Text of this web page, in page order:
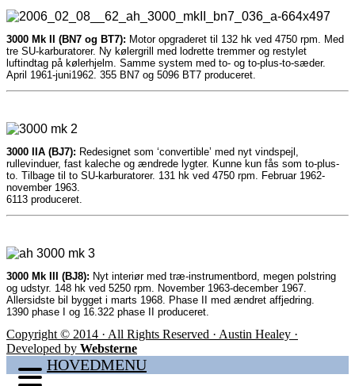
3000 Mk II (BN7 og BT7): Motor opgraderet til 132 hk ved 4750 rpm. Med
tre SU-karburatorer. Ny kølergrill med lodrette tremmer og restylet
luftindtag på kølerhjelm. Samme system med to- og to-plus-to-sæder.
April 1961-juni1962. 355 BN7 og 5096 BT7 produceret.
3000 IIA (BJ7): Redesignet som ‘convertible’ med nyt vindspejl,
rullevinduer, fast kaleche og ændrede lygter. Kunne kun fås som to-plus-
to. Tilbage til to SU-karburatorer. 131 hk ved 4750 rpm. Februar 1962-
november 1963.
6113 produceret.
3000 Mk III (BJ8): Nyt interiør med træ-instrumentbord, megen polstring
og udstyr. 148 hk ved 5250 rpm. November 1963-december 1967.
Allersidste bil bygget i marts 1968. Phase II med ændret affjedring.
1390 phase I og 16.322 phase II produceret.
Copyright © 2014 · All Rights Reserved · Austin Healey ·
Developed by Websterne
HOVEDMENU